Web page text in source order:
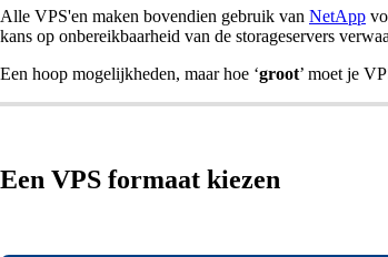
Alle VPS'en maken bovendien gebruik van NetApp
kans op onbereikbaarheid van de storageservers
Een hoop mogelijkheden, maar hoe ‘groot’ moet je
Een VPS formaat kiezen